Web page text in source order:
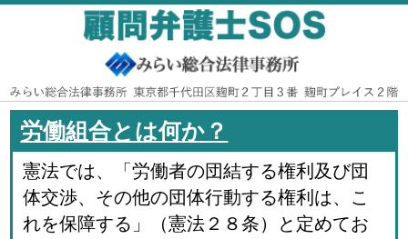
労働組合とは何か？
憲法では、「労働者の団結する権利及び団
体交渉、その他の団体行動する権利は、こ
れを保障する」（憲法２８条）と定めてお